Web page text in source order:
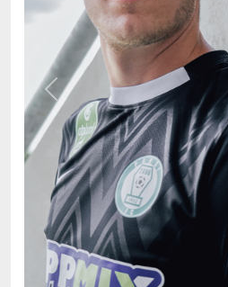
Previous